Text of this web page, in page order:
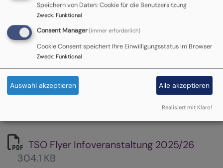
Postfach 110 110
D-95420 Bayreuth
Telefon: 0921-1504912 oder
elisabeth.peterhoff@elkb.de
Mehr Infos zu unserer Ausbildung
TSO Flyer Infoveranstaltung 2025/26
304.1 KB
Speichern von Daten: Cookie für die Benutzersitzung
Zweck: Funktional
Consent Manager(immer erforderlich)
Cookie Consent speichert Ihre Einwilligungsstatus im Browser
Zweck: Funktional
Auswahl akzeptieren Alle akzeptieren
Realisiert mit Klaro!